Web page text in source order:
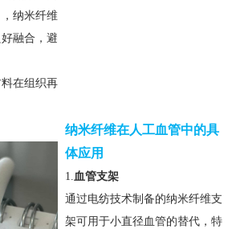
纳米纤维
融合，避
在组织再
纳米纤维在人工血管中的具
体应用
1. 血管支架
通过电纺技术制备的纳米纤维支
架可用于小直径血管的替代，特